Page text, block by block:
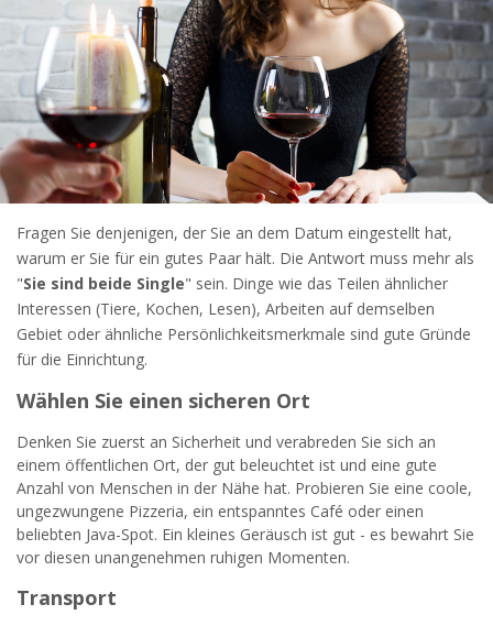
Fragen Sie denjenigen, der Sie an dem Datum eingestellt hat,
warum er Sie für ein gutes Paar hält. Die Antwort muss mehr als
"Sie sind beide Single" sein. Dinge wie das Teilen ähnlicher
Interessen (Tiere, Kochen, Lesen), Arbeiten auf demselben
Gebiet oder ähnliche Persönlichkeitsmerkmale sind gute Gründe
für die Einrichtung.
Wählen Sie einen sicheren Ort
Denken Sie zuerst an Sicherheit und verabreden Sie sich an
einem öffentlichen Ort, der gut beleuchtet ist und eine gute
Anzahl von Menschen in der Nähe hat. Probieren Sie eine coole,
ungezwungene Pizzeria, ein entspanntes Café oder einen
beliebten Java-Spot. Ein kleines Geräusch ist gut - es bewahrt Sie
vor diesen unangenehmen ruhigen Momenten.
Transport